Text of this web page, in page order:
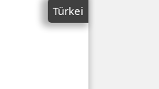
Türkei